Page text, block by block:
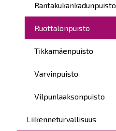
Rantakukankadunpuisto
Ruottalonpuisto
Tikkamäenpuisto
Varvinpuisto
Vilpunlaaksonpuisto
Liikenneturvallisuus